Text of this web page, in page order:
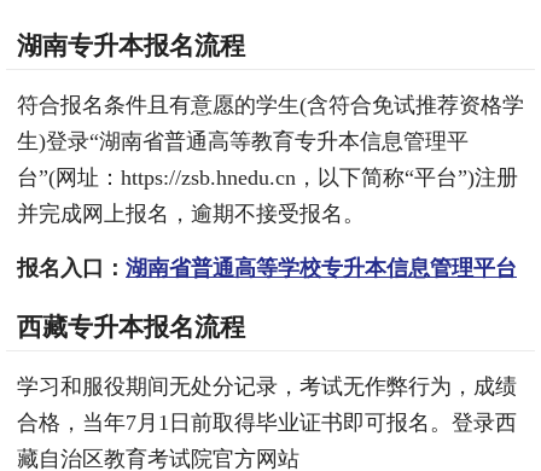
湖南专升本报名流程
符合报名条件且有意愿的学生(含符合免试推荐资格学
生)登录“湖南省普通高等教育专升本信息管理平
台”(网址：https://zsb.hnedu.cn，以下简称“平台”)注册
并完成网上报名，逾期不接受报名。
报名入口： 湖南省普通高等学校专升本信息管理平台
西藏专升本报名流程
学习和服役期间无处分记录，考试无作弊行为，成绩
合格，当年7月1日前取得毕业证书即可报名。登录西
藏自治区教育考试院官方网站